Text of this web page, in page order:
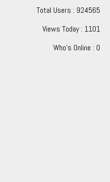
Total Users : 924565
Views Today : 1101
Who's Online : 0